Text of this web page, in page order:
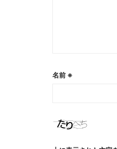
名前 ※